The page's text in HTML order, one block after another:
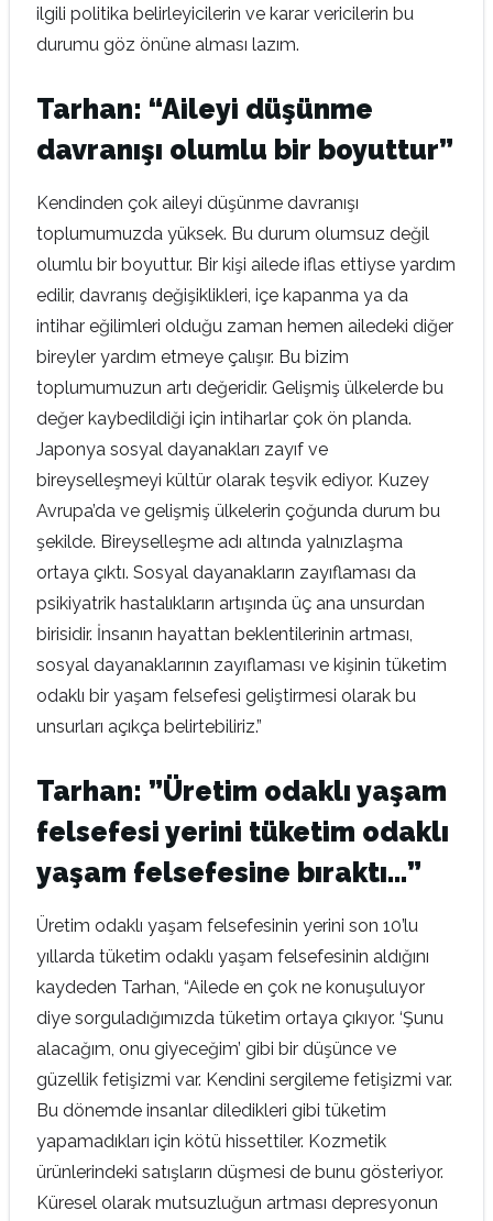
ilgili politika belirleyicilerin ve karar vericilerin bu
durumu göz önüne alması lazım.
Tarhan: “Aileyi düşünme
davranışı olumlu bir boyuttur”
Kendinden çok aileyi düşünme davranışı
toplumumuzda yüksek. Bu durum olumsuz değil
olumlu bir boyuttur. Bir kişi ailede iflas ettiyse yardım
edilir, davranış değişiklikleri, içe kapanma ya da
intihar eğilimleri olduğu zaman hemen ailedeki diğer
bireyler yardım etmeye çalışır. Bu bizim
toplumumuzun artı değeridir. Gelişmiş ülkelerde bu
değer kaybedildiği için intiharlar çok ön planda.
Japonya sosyal dayanakları zayıf ve
bireyselleşmeyi kültür olarak teşvik ediyor. Kuzey
Avrupa’da ve gelişmiş ülkelerin çoğunda durum bu
şekilde. Bireyselleşme adı altında yalnızlaşma
ortaya çıktı. Sosyal dayanakların zayıflaması da
psikiyatrik hastalıkların artışında üç ana unsurdan
birisidir. İnsanın hayattan beklentilerinin artması,
sosyal dayanaklarının zayıflaması ve kişinin tüketim
odaklı bir yaşam felsefesi geliştirmesi olarak bu
unsurları açıkça belirtebiliriz.”
Tarhan: ”Üretim odaklı yaşam
felsefesi yerini tüketim odaklı
yaşam felsefesine bıraktı…”
Üretim odaklı yaşam felsefesinin yerini son 10’lu
yıllarda tüketim odaklı yaşam felsefesinin aldığını
kaydeden Tarhan, “Ailede en çok ne konuşuluyor
diye sorguladığımızda tüketim ortaya çıkıyor. ‘Şunu
alacağım, onu giyeceğim’ gibi bir düşünce ve
güzellik fetişizmi var. Kendini sergileme fetişizmi var.
Bu dönemde insanlar diledikleri gibi tüketim
yapamadıkları için kötü hissettiler. Kozmetik
ürünlerindeki satışların düşmesi de bunu gösteriyor.
Küresel olarak mutsuzluğun artması depresyonun